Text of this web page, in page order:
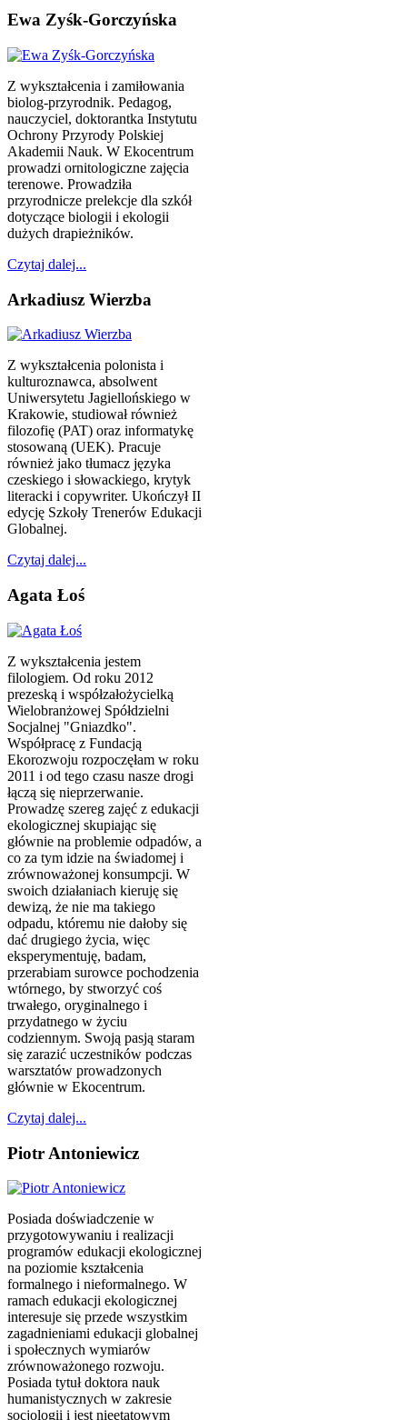
Ewa Zyśk-Gorczyńska
Z wykształcenia i zamiłowania
biolog-przyrodnik. Pedagog,
nauczyciel, doktorantka Instytutu
Ochrony Przyrody Polskiej
Akademii Nauk. W Ekocentrum
prowadzi ornitologiczne zajęcia
terenowe. Prowadziła
przyrodnicze prelekcje dla szkół
dotyczące biologii i ekologii
dużych drapieżników.
Czytaj dalej...
Arkadiusz Wierzba
Z wykształcenia polonista i
kulturoznawca, absolwent
Uniwersytetu Jagiellońskiego w
Krakowie, studiował również
filozofię (PAT) oraz informatykę
stosowaną (UEK). Pracuje
również jako tłumacz języka
czeskiego i słowackiego, krytyk
literacki i copywriter. Ukończył II
edycję Szkoły Trenerów Edukacji
Globalnej.
Czytaj dalej...
Agata Łoś
Z wykształcenia jestem
filologiem. Od roku 2012
prezeską i współzałożycielką
Wielobranżowej Spółdzielni
Socjalnej "Gniazdko".
Współpracę z Fundacją
Ekorozwoju rozpoczęłam w roku
2011 i od tego czasu nasze drogi
łączą się nieprzerwanie.
Prowadzę szereg zajęć z edukacji
ekologicznej skupiając się
głównie na problemie odpadów, a
co za tym idzie na świadomej i
zrównoważonej konsumpcji. W
swoich działaniach kieruję się
dewizą, że nie ma takiego
odpadu, któremu nie dałoby się
dać drugiego życia, więc
eksperymentuję, badam,
przerabiam surowce pochodzenia
wtórnego, by stworzyć coś
trwałego, oryginalnego i
przydatnego w życiu
codziennym. Swoją pasją staram
się zarazić uczestników podczas
warsztatów prowadzonych
głównie w Ekocentrum.
Czytaj dalej...
Piotr Antoniewicz
Posiada doświadczenie w
przygotowywaniu i realizacji
programów edukacji ekologicznej
na poziomie kształcenia
formalnego i nieformalnego. W
ramach edukacji ekologicznej
interesuje się przede wszystkim
zagadnieniami edukacji globalnej
i społecznych wymiarów
zrównoważonego rozwoju.
Posiada tytuł doktora nauk
humanistycznych w zakresie
socjologii i jest nieetatowym